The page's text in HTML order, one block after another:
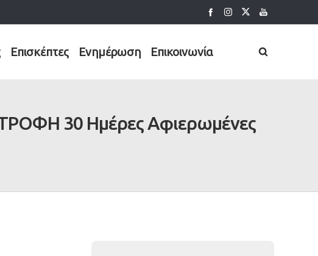
Επισκέπτες Ενημέρωση Επικοινωνία
30 Ημέρες Αφιερωμένες